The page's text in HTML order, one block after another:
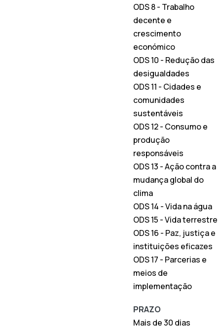
ODS 8 - Trabalho
decente e
crescimento
económico
ODS 10 - Redução das
desigualdades
ODS 11 - Cidades e
comunidades
sustentáveis
ODS 12 - Consumo e
produção
responsáveis
ODS 13 - Ação contra a
mudança global do
clima
ODS 14 - Vida na água
ODS 15 - Vida terrestre
ODS 16 - Paz, justiça e
instituições eficazes
ODS 17 - Parcerias e
meios de
implementação
PRAZO
Mais de 30 dias